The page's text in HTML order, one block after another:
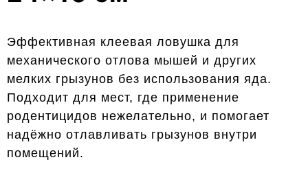
Эффективная клеевая ловушка для
механического отлова мышей и других
мелких грызунов без использования яда.
Подходит для мест, где применение
родентицидов нежелательно, и помогает
надёжно отлавливать грызунов внутри
помещений.